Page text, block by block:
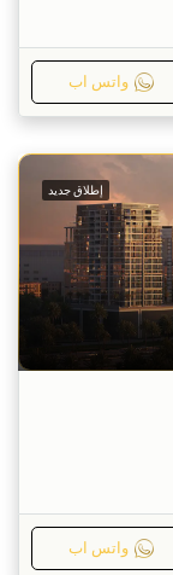
واتس اب
إطلاق جديد
واتس اب